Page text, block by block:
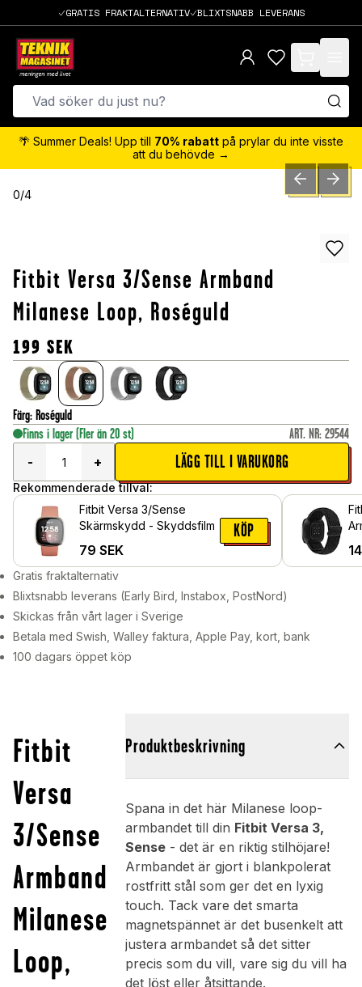
GRATIS FRAKTALTERNATIV BLIXTSNABB LEVERANS
items in cart,
🌴 Summer Deals! Upp till 70% rabatt på prylar du inte visste
att du behövde →
0/4 PREVIOUSNEXT
Fitbit Versa 3/Sense Armband
Milanese Loop, Roséguld
199 SEK
Färg: Roséguld
Finns i lager (Fler än 20 st) ART. NR: 29544
-
+ LÄGG TILL I VARUKORG
Rekommenderade tillval:
Fitbit Versa 3/Sense
Skärmskydd - Skyddsfilm
79 SEK
KÖP
Gratis fraktalternativ
Blixtsnabb leverans (Early Bird, Instabox, PostNord)
Skickas från vårt lager i Sverige
Betala med Swish, Walley faktura, Apple Pay, kort, bank
100 dagars öppet köp
Fitbit
Versa
3/Sense
Armband
Milanese
Loop,
Produktbeskrivning
Spana in det här Milanese loop-
armbandet till din Fitbit Versa 3,
Sense- det är en riktig stilhöjare!
Armbandet är gjort i blankpolerat
rostfritt stål som ger det en lyxig
touch. Tack vare det smarta
magnetspännet är det busenkelt att
justera armbandet så det sitter
precis som du vill, vare sig du vill ha
det löst eller åtsittande.